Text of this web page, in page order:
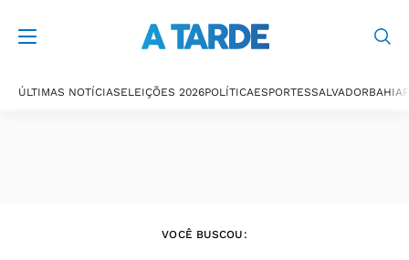
ÚLTIMAS NOTÍCIASELEIÇÕES 2026POLÍTICAESPORTESSALVADORBAHIA
VOCÊ BUSCOU: